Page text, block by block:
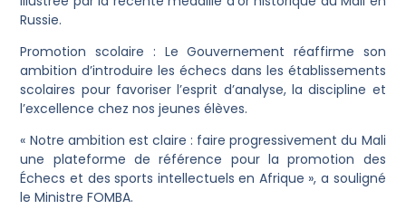
Russie.
​Promotion scolaire : Le Gouvernement réaffirme son
ambition d’introduire les échecs dans les établissements
scolaires pour favoriser l’esprit d’analyse, la discipline et
l’excellence chez nos jeunes élèves.
​« Notre ambition est claire : faire progressivement du Mali
une plateforme de référence pour la promotion des
Échecs et des sports intellectuels en Afrique », a souligné
le Ministre FOMBA.